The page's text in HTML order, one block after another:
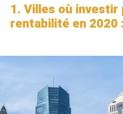
1. Villes où investir
rentabilité en 2020